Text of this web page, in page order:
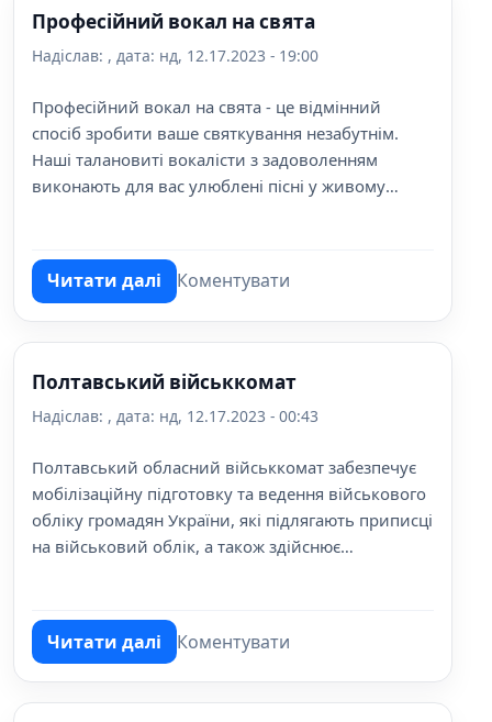
Професійний вокал на свята
Надіслав: , дата: нд, 12.17.2023 - 19:00
Професійний вокал на свята - це відмінний
спосіб зробити ваше святкування незабутнім.
Наші талановиті вокалісти з задоволенням
виконають для вас улюблені пісні у живому
Читати даліпро Професійний вокал на свята
Коментувати
Полтавський військкомат
Надіслав: , дата: нд, 12.17.2023 - 00:43
Полтавський обласний військкомат забезпечує
мобілізаційну підготовку та ведення військового
обліку громадян України, які підлягають приписці
на військовий облік, а також здійснює
Читати даліпро Полтавський військкомат
Коментувати